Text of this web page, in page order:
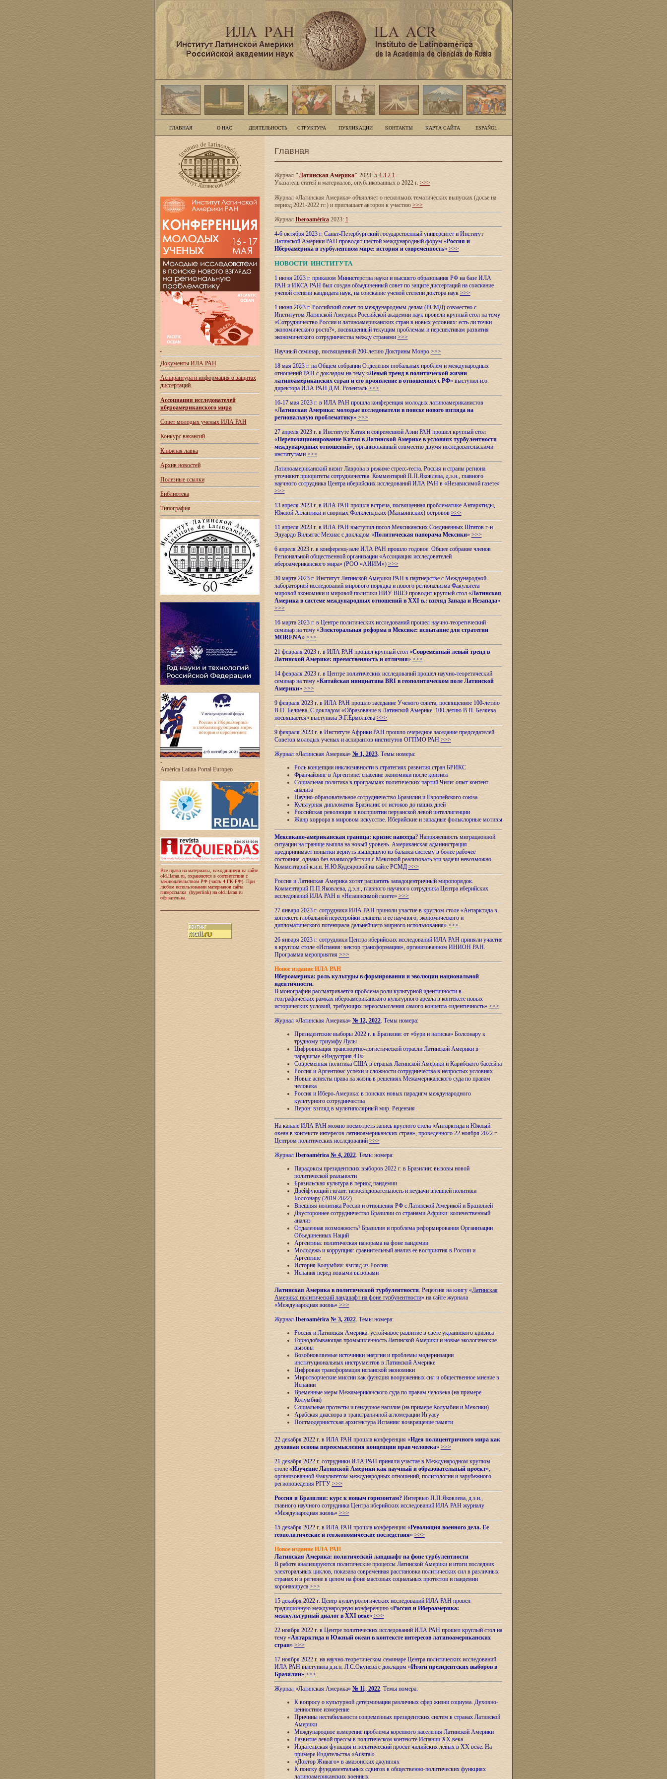
ГЛАВНАЯ О НАС ДЕЯТЕЛЬНОСТЬ СТРУКТУРА ПУБЛИКАЦИИ КОНТАКТЫ КАРТА САЙТА ESPAÑOL
Документы ИЛА РАН
Аспирантура и информация о защитах
диссертаций
Ассоциация исследователей
ибероамериканского мира
Совет молодых ученых ИЛА РАН
Конкурс вакансий
Книжная лавка
Архив новостей
Полезные ссылки
Библиотека
Типография
-
América Latina Portal Europeo
Все права на материалы, находящиеся на сайте
old.ilaran.ru, охраняются в соответствии с
законодательством РФ (часть 4 ГК РФ). При
любом использовании материалов сайта
гиперссылка (hyperlink) на old.ilaran.ru
обязательна.
Главная
Журнал"Латинская Америка" 2023: 5 4 3 2 1
Указатель статей и материалов, опубликованных в 2022 г. >>>
Журнал «Латинская Америка» объявляет о нескольких тематических выпусках (досье на
период 2021-2022 гг.) и приглашает авторов к участию >>>
Журнал Iberoamérica2023: 1
4-6 октября 2023 г. Санкт-Петербургский государственный университет и Институт
Латинской Америки РАН проводят шестой международный форум «Россия и
Ибероамерика в турбулентном мире: история и современность» >>>
НОВОСТИ ИНСТИТУТА
1 июня 2023 г. приказом Министерства науки и высшего образования РФ на базе ИЛА
РАН и ИКСА РАН был создан объединенный совет по защите диссертаций на соискание
ученой степени кандидата наук, на соискание ученой степени доктора наук >>>
1 июня 2023 г. Российский совет по международным делам (РСМД) совместно с
Институтом Латинской Америки Российской академии наук провели круглый стол на тему
«Сотрудничество России и латиноамериканских стран в новых условиях: есть ли точки
экономического роста?», посвященный текущим проблемам и перспективам развития
экономического сотрудничества между странами >>>
Научный семинар, посвященный 200-летию Доктрины Монро>>>
18 мая 2023 г. на Общем собрании Отделения глобальных проблем и международных
отношений РАН с докладом на тему «Левый тренд в политической жизни
латиноамериканских стран и его проявление в отношениях с РФ» выступил и.о.
директора ИЛА РАН Д.М. Розенталь >>>
16-17 мая 2023 г. в ИЛА РАН прошла конференция молодых латиноамериканистов
«Латинская Америка: молодые исследователи в поиске нового взгляда на
региональную проблематику» >>>
27 апреля 2023 г. в Институте Китая и современной Азии РАН прошел круглый стол
«Перепозиционирование Китая в ЛатинскойАмерике в условиях турбулентности
международных отношений», организованный совместно двумя исследовательскими
институтами >>>
Латиноамериканский визит Лаврова в режиме стресс-теста. Россия и страны региона
уточняют приоритеты сотрудничества. Комментарий П.П.Яковлева, д.э.н., главного
научного сотрудника Центра иберийских исследований ИЛА РАН в «Независимой газете»
>>>
13 апреля 2023 г. в ИЛА РАН прошла встреча, посвященная проблематике Антарктиды,
Южной Атлантики и спорных Фолклендских (Мальвинских) островов >>>
11 апреля 2023 г. в ИЛА РАН выступил посол Мексиканских Соединенных Штатов г-н
Эдуардо Вильегас Мехиас c докладом «Политическая панорама Мексики» >>>
6 апреля 2023 г. в конференц-зале ИЛА РАН прошло годовое Общее собрание членов
Региональной общественной организации «Ассоциация исследователей
ибероамериканского мира» (РОО «АИИМ») >>>
30 марта 2023 г. Институт Латинской Америки РАН в партнерстве с Международной
лабораторией исследований мирового порядка и нового регионализма Факультета
мировой экономики и мировой политики НИУ ВШЭ проводит круглый стол «Латинская
Америка в системе международных отношений в XXI в.: взгляд Запада и Незапада»
>>>
16 марта 2023 г. в Центре политических исследований прошел научно-теоретический
семинар на тему «Электоральная реформа в Мексике: испытание для стратегии
MORENA» >>>
21 февраля 2023 г. в ИЛА РАН прошел круглый стол «Современный левый тренд в
Латинской Америке: преемственность и отличия» >>>
14 февраля 2023 г. в Центре политических исследований прошел научно-теоретический
семинар на тему «Китайская инициатива BRI в геополитическом поле Латинской
Америки» >>>
9 февраля 2023 г. в ИЛА РАН прошло заседание Ученого совета, посвященное 100-летию
В.П. Беляева. С докладом «Образование в Латинской Америке. 100-летию В.П. Беляева
посвящается» выступила Э.Г.Ермольева >>>
9 февраля 2023 г. в Институте Африки РАН прошло очередное заседание председателей
Советов молодых ученых и аспирантов институтов ОГПМО РАН >>>
Журнал «Латинская Америка» № 1, 2023. Темы номера:
Роль концепции инклюзивности в стратегиях развития стран БРИКС
Франчайзинг в Аргентине: спасение экономики после кризиса
Социальная политика в программах политических партий Чили: опыт контент-
анализа
Научно-образовательное сотрудничество Бразилии и Европейского союза
Культурная дипломатия Бразилии: от истоков до наших дней
Российская революция в восприятии перуанской левой интеллигенции
Жанр хоррора в мировом искусстве. Иберийские и западные фольклорные мотивы
Мексикано-американская граница: кризис навсегда? Напряженность миграционной
ситуации на границе вышла на новый уровень. Американская администрация
предпринимает попытки вернуть вышедшую из баланса систему в более рабочее
состояние, однако без взаимодействия с Мексикой реализовать эти задачи невозможно.
Комментарий к.и.н. Н.Ю.Кудеяровой на сайте РСМД >>>
Россия и Латинская Америка хотят расшатать западоцентричный миропорядок.
Комментарий П.П.Яковлева, д.э.н., главного научного сотрудника Центра иберийских
исследований ИЛА РАН в «Независимой газете» >>>
27 января 2023 г. сотрудники ИЛА РАН приняли участие в круглом столе «Антарктида в
контексте глобальной перестройки планеты и её научного, экономического и
дипломатического потенциала дальнейшего мирного использования» >>>
26 января 2023 г. сотрудники Центра иберийских исследований ИЛА РАН приняли участие
в круглом столе «Испания: вектор трансформации», организованном ИНИОН РАН.
Программа мероприятия>>>
Новое издание ИЛА РАН
Ибероамерика: роль культуры в формировании и эволюции национальной
идентичности.
В монографии рассматривается проблема роли культурной идентичности в
географических рамках ибероамериканского культурного ареала в контексте новых
исторических условий, требующих переосмысления самого концепта «идентичность» >>>
Журнал «Латинская Америка» № 12, 2022. Темы номера:
Президентские выборы 2022 г. в Бразилии: от «бури и натиска» Болсонару к
трудному триумфу Лулы
Цифровизация транспортно-логистической отрасли Латинской Америки в
парадигме «Индустрия 4.0»
Современная политика США в странах Латинской Америки и Карибского бассейна
Россия и Аргентина: успехи и сложности сотрудничества в непростых условиях
Новые аспекты права на жизнь в решениях Межамериканского суда по правам
человека
Россия и Иберо-Америка: в поисках новых парадигм международного
культурного сотрудничества
Перон: взгляд в мультиполярный мир. Рецензия
На канале ИЛА РАН можно посмотреть запись круглого стола «Антарктида и Южный
океан в контексте интересов латиноамериканских стран», проведенного 22 ноября 2022 г.
Центром политических исследований >>>
Журнал Iberoamérica № 4, 2022. Темы номера:
Парадоксы президентских выборов 2022 г. в Бразилии: вызовы новой
политической реальности
Бразильская культура в период пандемии
Дрейфующий гигант: непоследовательность и неудачи внешней политики
Болсонару (2019-2022)
Внешняя политика России и отношения РФ с Латинской Америкой и Бразилией
Двустороннее сотрудничество Бразилии со странами Африки: количественный
анализ
Отдаленная возможность? Бразилия и проблема реформирования Организации
Объединенных Наций
Аргентина: политическая панорама на фоне пандемии
Молодежь и коррупция: сравнительный анализ ee восприятия в России и
Аргентине
История Колумбии: взгляд из России
Испания перед новыми вызовами
Латинская Америка в политической турбулентности. Рецензия на книгу «Латинская
Америка: политический ландшафт на фоне турбулентности» на сайте журнала
«Международная жизнь» >>>
Журнал Iberoamérica № 3, 2022. Темы номера:
Россия и Латинская Америка: устойчивое развитие в свете украинского кризиса
Горнодобывающая промышленность Латинской Америки и новые экологические
вызовы
Возобновляемые источники энергии и проблемы модернизации
институциональных инструментов в Латинской Америке
Цифровая трансформация испанской экономики
Миротворческие миссии как функция вооруженных сил и общественное мнение в
Испании
Временные меры Межамериканского суда по правам человека (на примере
Колумбии)
Социальные протесты и гендерное насилие (на примере Колумбии и Мексики)
Арабская диаспора в трансграничной агломерации Игуасу
Постмодернистская архитектура Испании: возвращение памяти
22 декабря 2022 г. в ИЛА РАН прошла конференция «Идея полицентричного мира как
духовная основа переосмысления концепции прав человека» >>>
21 декабря 2022 г. сотрудники ИЛА РАН приняли участие в Международном круглом
столе «Изучение Латинской Америки как научный и образовательный проект»,
организованной Факультетом международных отношений, политологии и зарубежного
регионоведения РГГУ >>>
Россия и Бразилия: курс к новым горизонтам?Интервью П.П.Яковлева, д.э.н.,
главного научного сотрудника Центра иберийских исследований ИЛА РАН журналу
«Международная жизнь» >>>
15 декабря 2022 г. в ИЛА РАН прошла конференция «Революция военного дела. Ее
геополитические и геоэкономические последствия» >>>
Новое издание ИЛА РАН
Латинская Америка: политический ландшафт на фоне турбулентности
В работе анализируются политические процессы Латинской Америки и итоги последних
электоральных циклов, показана современная расстановка политических сил в различных
странах и в регионе в целом на фоне массовых социальных протестов и пандемии
коронавируса >>>
15 декабря 2022 г. Центр культурологических исследований ИЛА РАН провел
традиционную международную конференцию «Россия и Ибероамерика:
межкультурный диалог в XXI веке» >>>
22 ноября 2022 г. в Центре политических исследований ИЛА РАН прошел круглый стол на
тему «Антарктида и Южный океан в контексте интересов латиноамериканских
стран» >>>
17 ноября 2022 г. на научно-теоретическом семинаре Центра политических исследований
ИЛА РАН выступила д.и.н. Л.С.Окунева с докладом «Итоги президентских выборов в
Бразилии» >>>
Журнал «Латинская Америка» № 11, 2022. Темы номера:
К вопросу о культурной детерминации различных сфер жизни социума. Духовно-
ценностное измерение
Причины нестабильности современных президентских систем в странах Латинской
Америки
Международное измерение проблемы коренного населения Латинской Америки
Развитие левой прессы в политическом контексте Испании XX века
Издательская функция и политический проект чилийских левых в XX веке. На
примере Издательства «Austral»
«Доктор Живаго» в амазонских джунглях
К поиску фундаментальных сдвигов в общественно-политических функциях
латиноамериканских военных